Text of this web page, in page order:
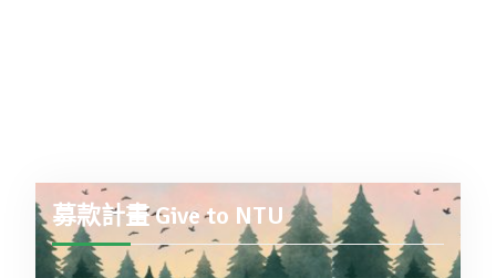
募款計畫 Give to NTU